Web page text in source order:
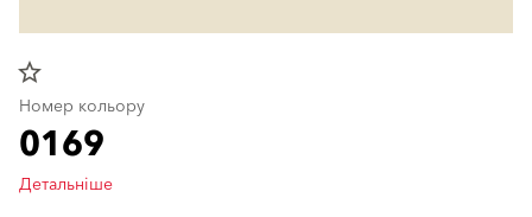
star_border
Номер кольору
0169
Детальніше